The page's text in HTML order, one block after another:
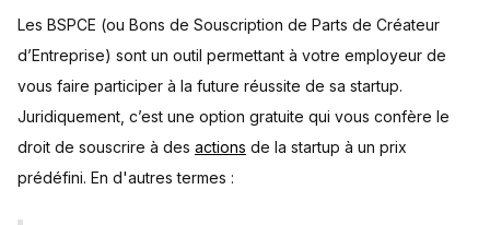
Les BSPCE (ou Bons de Souscription de Parts de Créateur
d’Entreprise) sont un outil permettant à votre employeur de
vous faire participer à la future réussite de sa startup.
Juridiquement, c’est une option gratuite qui vous confère le
droit de souscrire à des actions de la startup à un prix
prédéfini. En d'autres termes :